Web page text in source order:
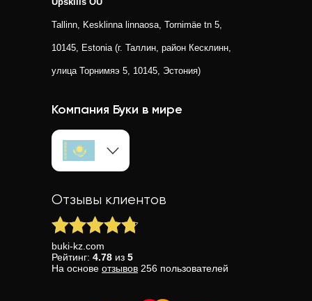
Tallinn, Kesklinna linnaosa, Tornimäe tn 5,
10145, Estonia (г. Таллин, район Кесклинн,
улица Торнимяэ 5, 10145, Эстония)
Компания Буки в мире
Отзывы клиентов
buki-kz.com
Рейтинг: 4.78 из 5
На основе отзывов 256 пользователей